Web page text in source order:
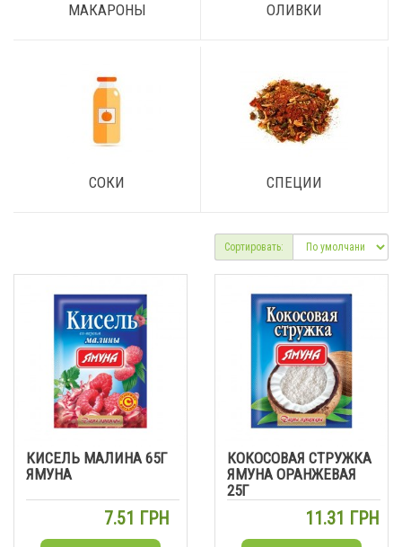
МАКАРОНЫ ОЛИВКИ
СОКИ СПЕЦИИ
Сортировать:
КИСЕЛЬ МАЛИНА 65Г
ЯМУНА
7.51 ГРН
КОКОСОВАЯ СТРУЖКА
ЯМУНА ОРАНЖЕВАЯ
25Г
11.31 ГРН